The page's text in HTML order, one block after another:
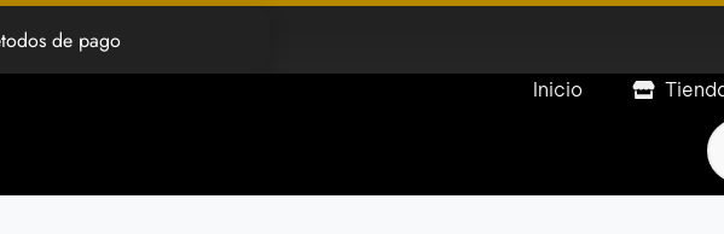
de pago
Inicio